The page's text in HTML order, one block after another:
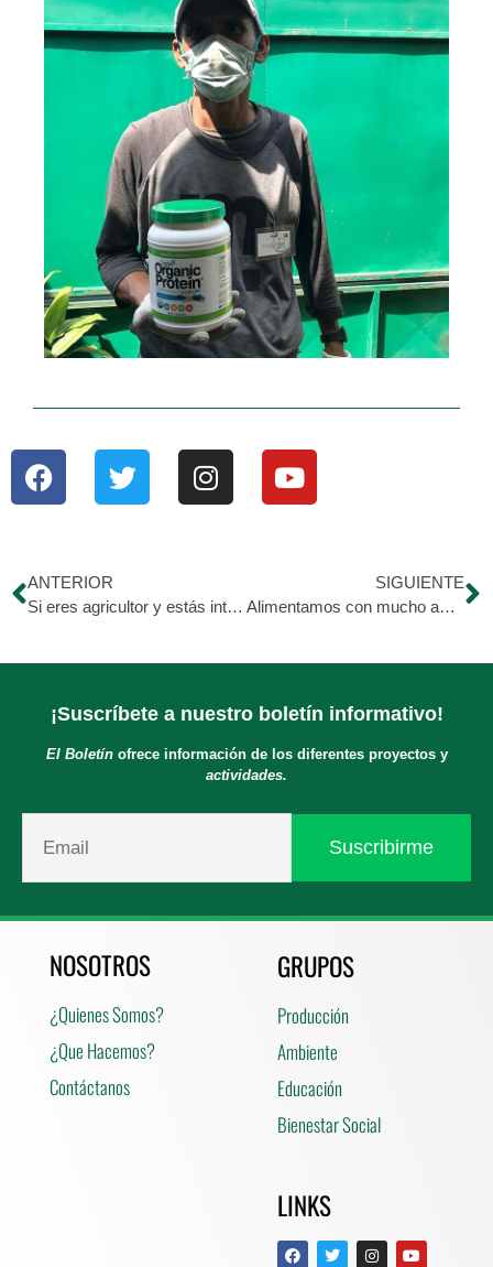
ANTERIOR
Si eres agricultor y estás interesado en un financiamiento
SIGUIENTE
Alimentamos con mucho amor a los caninos en situación de calle
¡Suscríbete a nuestro boletín informativo!
El Boletínofrece información de los diferentes proyectos y
actividades.
NOSOTROS
¿Quienes Somos?
¿Que Hacemos?
Contáctanos
GRUPOS
Producción
Ambiente
Educación
Bienestar Social
LINKS